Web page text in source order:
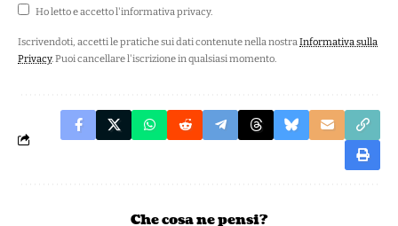
Ho letto e accetto l'informativa privacy.
Iscrivendoti, accetti le pratiche sui dati contenute nella nostraInformativa sulla
Privacy. Puoi cancellare l'iscrizione in qualsiasi momento.
Che cosa ne pensi?